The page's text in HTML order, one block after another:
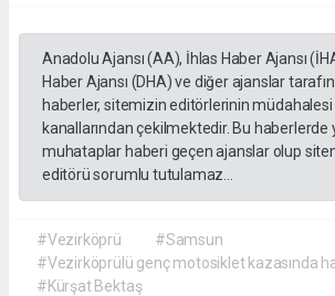
Anadolu Ajansı (AA), İhlas Haber Ajansı
Haber Ajansı (DHA) ve diğer ajanslar
haberler, sitemizin editörlerinin
kanallarından çekilmektedir. Bu haberlerde
muhataplar haberi geçen ajanslar olup
editörü sorumlu tutulamaz...
#Vezirköprü
#Samsun
#Vezirköprülü genç motosiklet kazasında
#Kürşat Bektaş